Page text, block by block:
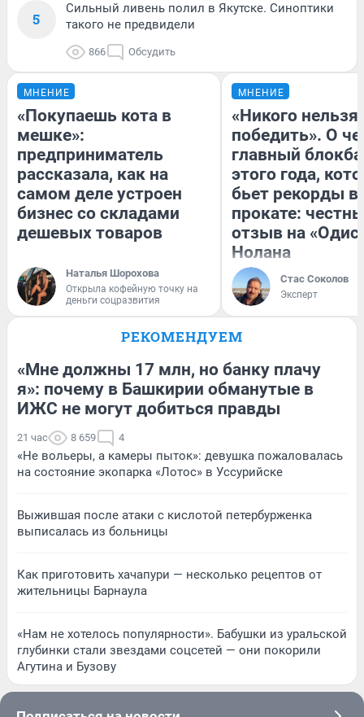
5
Сильный ливень полил в Якутске. Синоптики
такого не предвидели
866 Обсудить
МНЕНИЕ
«Покупаешь кота в
мешке»:
предприниматель
рассказала, как на
самом деле устроен
бизнес со складами
дешевых товаров
Наталья Шорохова
Открыла кофейную точку на
деньги соцразвития
МНЕНИЕ
«Никого нельзя
победить». О
главный
этого года,
бьет рекорды в
прокате:
отзыв на
Нолана
Стас Соколов
Эксперт
РЕКОМЕНДУЕМ
«Мне должны 17 млн, но банку плачу
я»: почему в Башкирии обманутые в
ИЖС не могут добиться правды
21 час 8 659 4
«Не вольеры, а камеры пыток»: девушка пожаловалась
на состояние экопарка «Лотос» в Уссурийске
Выжившая после атаки с кислотой петербурженка
выписалась из больницы
Как приготовить хачапури — несколько рецептов от
жительницы Барнаула
«Нам не хотелось популярности». Бабушки из уральской
глубинки стали звездами соцсетей — они покорили
Агутина и Бузову